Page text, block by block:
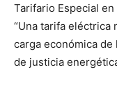
Tarifario Especial
“Una tarifa eléctrica
carga económica
de justicia